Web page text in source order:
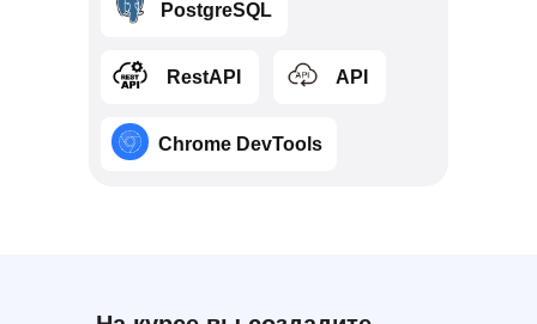
⠀⠀⠀PostgreSQL
⠀⠀⠀API
⠀⠀⠀ RestAPI
⠀⠀⠀Chrome DevTools